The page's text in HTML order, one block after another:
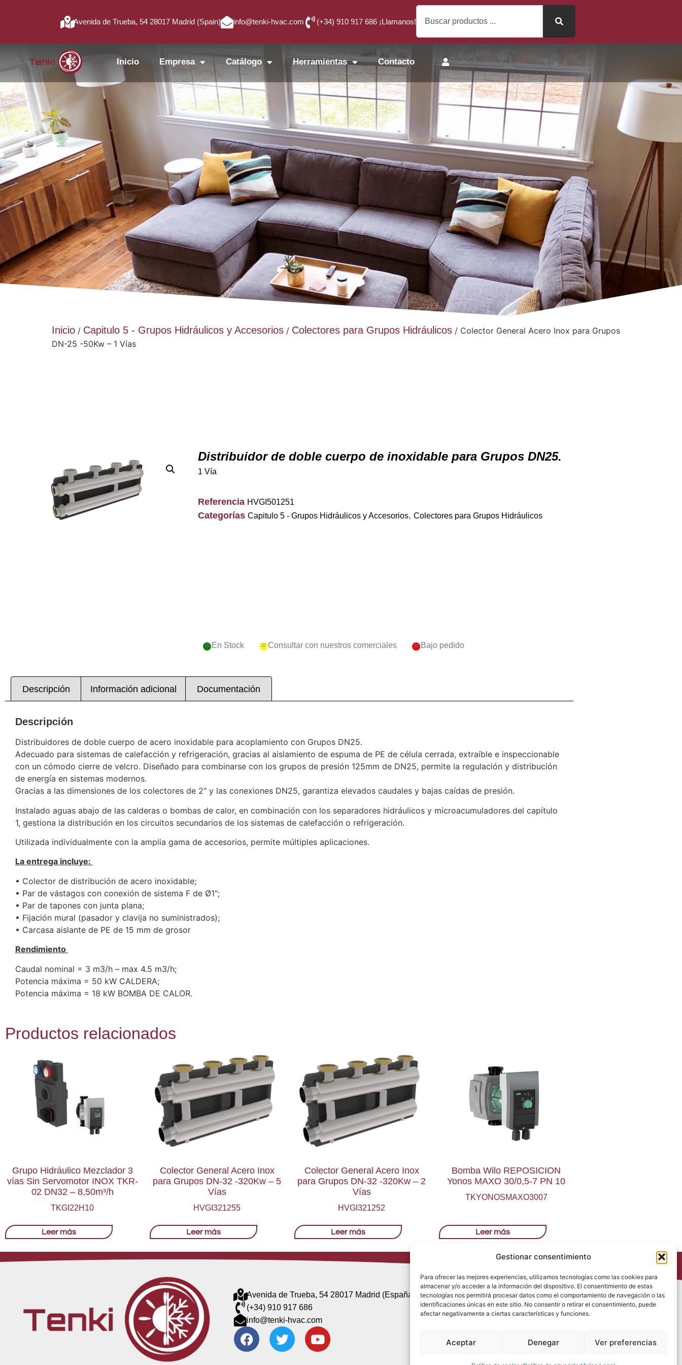
Gestionar consentimiento
Para ofrecer las mejores experiencias, utilizamos tecnologías como las cookies para
almacenar y/o acceder a la información del dispositivo. El consentimiento de estas
tecnologías nos permitirá procesar datos como el comportamiento de navegación o las
identificaciones únicas en este sitio. No consentir o retirar el consentimiento, puede
afectar negativamente a ciertas características y funciones.
Aceptar Denegar Ver preferencias
Avenida de Trueba, 54 28017 Madrid (Spain) info@tenki-hvac.com (+34) 910 917 686 ¡Llamanos!
Inicio Empresa Catálogo Herramientas Contacto
Inicio / Capitulo 5 - Grupos Hidráulicos y Accesorios / Colectores para Grupos Hidráulicos / Colector General Acero Inox para Grupos
DN-25 -50Kw – 1 Vías
Distribuidor de doble cuerpo de inoxidable para Grupos DN25.
1 Vía
Referencia HVGI501251
Categorías Capitulo 5 - Grupos Hidráulicos y Accesorios, Colectores para Grupos Hidráulicos
= En Stock = Consultar con nuestros comerciales = Bajo pedido
Descripción Información adicional Documentación
Descripción
Distribuidores de doble cuerpo de acero inoxidable para acoplamiento con Grupos DN25.
Adecuado para sistemas de calefacción y refrigeración, gracias al aislamiento de espuma de PE de célula cerrada, extraíble e inspeccionable
con un cómodo cierre de velcro. Diseñado para combinarse con los grupos de presión 125mm de DN25, permite la regulación y distribución
de energía en sistemas modernos.
Gracias a las dimensiones de los colectores de 2" y las conexiones DN25, garantiza elevados caudales y bajas caídas de presión.
Instalado aguas abajo de las calderas o bombas de calor, en combinación con los separadores hidráulicos y microacumuladores del capítulo
1, gestiona la distribución en los circuitos secundarios de los sistemas de calefacción o refrigeración.
Utilizada individualmente con la amplia gama de accesorios, permite múltiples aplicaciones.
La entrega incluye:
• Colector de distribución de acero inoxidable;
• Par de vástagos con conexión de sistema F de Ø1";
• Par de tapones con junta plana;
• Fijación mural (pasador y clavija no suministrados);
• Carcasa aislante de PE de 15 mm de grosor
Rendimiento
Caudal nominal = 3 m3/h – max 4.5 m3/h;
Potencia máxima = 50 kW CALDERA;
Potencia máxima = 18 kW BOMBA DE CALOR.
Productos relacionados
Grupo Hidráulico Mezclador 3
vías Sin Servomotor INOX TKR-
02 DN32 – 8,50m³/h
TKGI22H10
Leer más
Colector General Acero Inox
para Grupos DN-32 -320Kw – 5
Vías
HVGI321255
Leer más
Colector General Acero Inox
para Grupos DN-32 -320Kw – 2
Vías
HVGI321252
Leer más
Bomba Wilo REPOSICION
Yonos MAXO 30/0,5-7 PN 10
TKYONOSMAXO3007
Leer más
Avenida de Trueba, 54 28017 Madrid (España)
(+34) 910 917 686
info@tenki-hvac.com
Política de Privacidad
Política de Cookies
Aviso Legal